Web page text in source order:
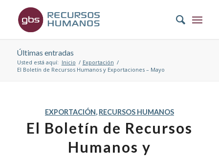
Últimas entradas
Usted está aquí: Inicio / Exportación /
El Boletín de Recursos Humanos y Exportaciones – Mayo
EXPORTACIÓN, RECURSOS HUMANOS
El Boletín de Recursos
Humanos y